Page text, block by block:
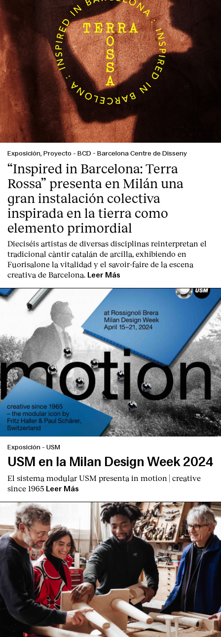
English Español Italiano Català
Exposición, Proyecto - BCD - Barcelona Centre de Disseny
“Inspired in Barcelona: Terra
Rossa” presenta en Milán una
gran instalación colectiva
inspirada en la tierra como
elemento primordial
Dieciséis artistas de diversas disciplinas reinterpretan el
tradicional càntir catalán de arcilla, exhibiendo en
Fuorisalone la vitalidad y el savoir-faire de la escena
creativa de Barcelona. Leer Más
Exposición - USM
USM en la Milan Design Week 2024
El sistema modular USM presenta in motion | creative
since 1965 Leer Más